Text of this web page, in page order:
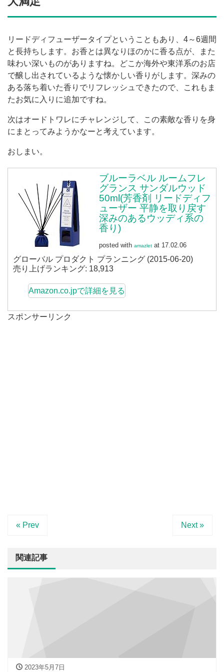
リードディフューザータイプということもあり、4～6週間
と長持ちします。お香とは異なりほのかに香る点が、また
味わい深いものがありますね。どこか海外や東洋系のお店
で醸し出されているような懐かしい香りがします。深みの
ある落ち着いた香りでリフレッシュできたので、これもま
たお気に入りに追加ですね。
次はオードトワレにチャレンジして、この素敵な香りを身
にまとってみようかなーと考えています。
おしまい。
ブルーラベル ルームフレ
グランス サンダルウッド
50ml(芳香剤 リードディフ
ューザー 平静を取り戻す
深みのあるウッディ系の
香り)
posted with amazlet at 17.02.06
グローバル プロダクト プランニング (2015-06-20)
売り上げランキング: 18,913
Amazon.co.jpで詳細を見る
スポンサーリンク
« Prev Next »
関連記事
2023年5月7日